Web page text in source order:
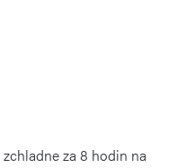
za 8 hodin na